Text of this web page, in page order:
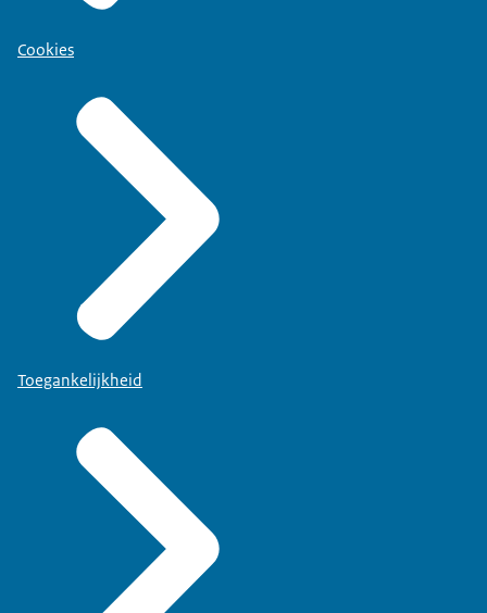
Cookies
Toegankelijkheid